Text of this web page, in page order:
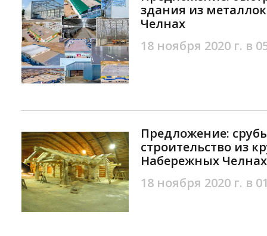
здания из
Челнах
18 ноября 2020 г. в
Предложение:
строительство из
Набережных Челнах
18 ноября 2020 г. в